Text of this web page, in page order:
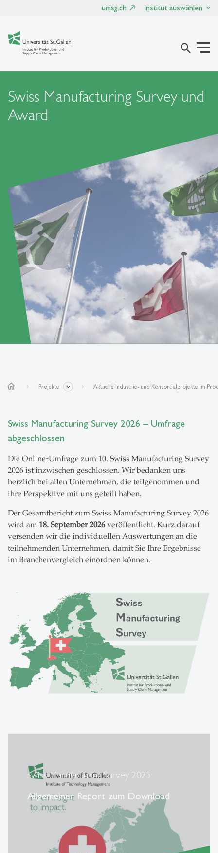
unisg.ch Institut auswählen
search
Swiss Manufacturing Survey und
Award
home Projekte Aktuelle Industrie- und Konsortialprojekte im
Swiss Manufacturing Survey 2026 – Umfrage
abgeschlossen
Die Online‑Umfrage zum 10. Swiss Manufacturing Survey
2026 ist inzwischen geschlossen. Wir bedanken uns
herzlich bei allen Unternehmen, die teilgenommen und
ihre Perspektive mit uns geteilt haben.
Der Gesamtbericht zum Swiss Manufacturing Survey 2026
wird am 18. September 2026 veröffentlicht. Kurz darauf
versenden wir die individuellen Auswertungen an die
teilnehmenden Unternehmen, damit Sie Ihre Ergebnisse
im Branchenvergleich einordnen können.
Swiss Manufacturing Survey 2025
Allgemeiner Report zum Download